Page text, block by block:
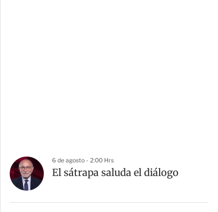
6 de agosto - 2:00 Hrs
El sátrapa saluda el diálogo